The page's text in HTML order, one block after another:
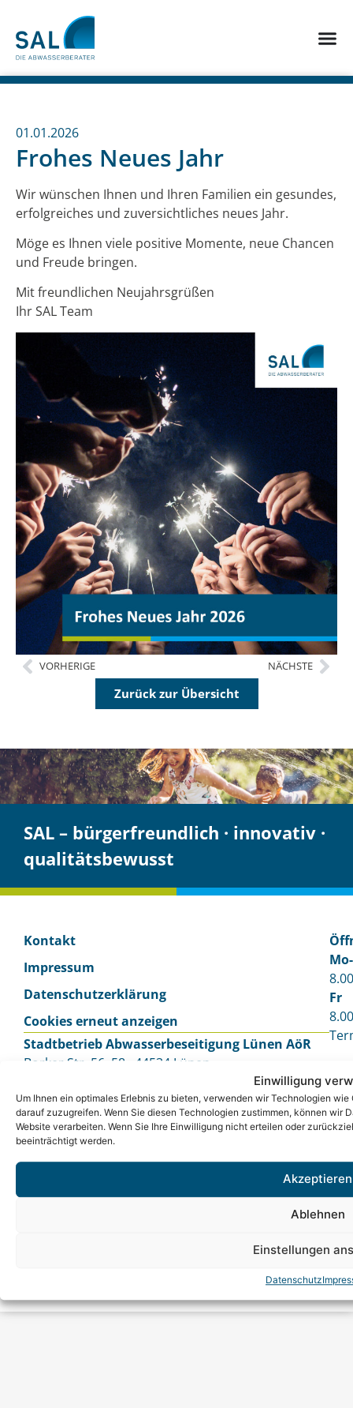
Einwilligung
Um Ihnen ein optimales Erlebnis zu bieten, verwenden wir Technologien
darauf zuzugreifen. Wenn Sie diesen Technologien zustimmen, können wir
Website verarbeiten. Wenn Sie Ihre Einwilligung nicht erteilen oder
beeinträchtigt werden.
Akzeptieren
Ablehnen
Einstellungen
Datenschutz
01.01.2026
Frohes Neues Jahr
Wir wünschen Ihnen und Ihren Familien ein gesundes,
erfolgreiches und zuversichtliches neues Jahr.
Möge es Ihnen viele positive Momente, neue Chancen
und Freude bringen.
Mit freundlichen Neujahrsgrüßen
Ihr SAL Team
VORHERIGE NÄCHSTE
Zurück zur Übersicht
SAL – bürgerfreundlich · innovativ ·
qualitätsbewusst
Kontakt
Impressum
Datenschutzerklärung
Cookies erneut anzeigen
Stadtbetrieb Abwasser­beseitigung Lünen AöR
Borker Str. 56–58 · 44534 Lünen
02306 9104-0
Notfall-Nummer
0172 290 70 93
E-Mail
Fr